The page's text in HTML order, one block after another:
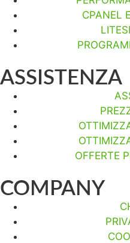
CPANEL
ASSISTENZA
OFFERTE
COMPANY